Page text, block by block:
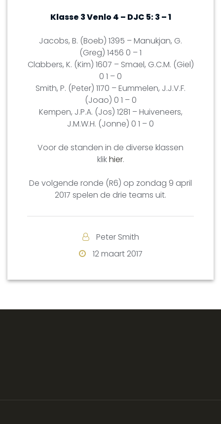
Klasse 3 Venlo 4 – DJC 5: 3 – 1
Jacobs, B. (Boeb) 1395 – Manukjan, G.
(Greg) 1456 0 – 1
Clabbers, K. (Kim) 1607 – Smael, G.C.M. (Giel)
0 1 – 0
Smith, P. (Peter) 1170 – Eummelen, J.J.V.F.
(Joao) 0 1 – 0
Kempen, J.P.A. (Jos) 1281 – Huiveneers,
J.M.W.H. (Jonne) 0 1 – 0
Voor de standen in de diverse klassen
klikhier.
De volgende ronde (R6) op zondag 9 april
2017 spelen de drie teams uit.
Peter Smith
12 maart 2017